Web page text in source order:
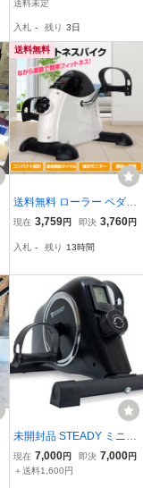
品
送料未定
入札 - 残り 3日
送料無料
送料無料 ローラー ペダル
足漕ぎ ミニ フィットネス
ーニング 健康 コンパクト
現在 3,759円 即決 3,760円
入札 - 残り 13時間
未開封品 STEADY ミニフ
ィットネスバイク ST121
静音 / 負荷16段階 / 電源不
現在 7,000円 即決 7,000円
＋送料1,600円